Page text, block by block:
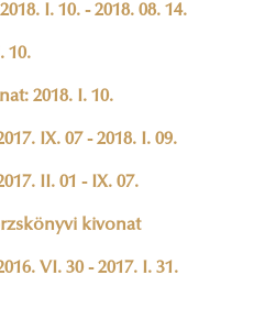
I. 10. - 2018. 08. 14.
10.
2018. I. 10.
IX. 07 - 2018. I. 09.
II. 01 - IX. 07.
kivonat
VI. 30 - 2017. I. 31.